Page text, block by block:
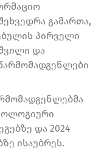
გამართა,
პირველი
და
და 2024
ისაუბრეს.